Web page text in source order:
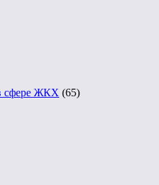
сфере ЖКХ (65)